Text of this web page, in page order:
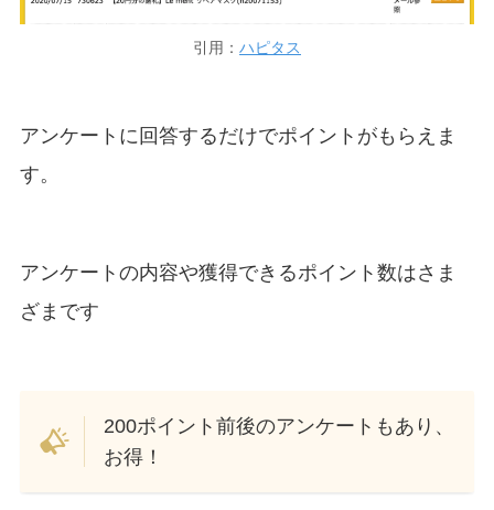
引用： ハピタス
アンケートに回答するだけでポイントがもらえま
す。
アンケートの内容や獲得できるポイント数はさま
ざまです
200ポイント前後のアンケートもあり、
お得！